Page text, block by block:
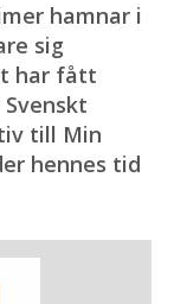
hamnar i
sig
har fått
till Min
hennes tid